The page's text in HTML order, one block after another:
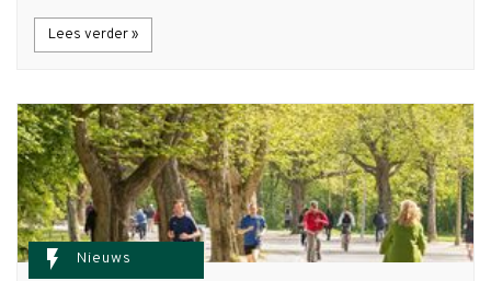
Lees verder »
flash_on Nieuws